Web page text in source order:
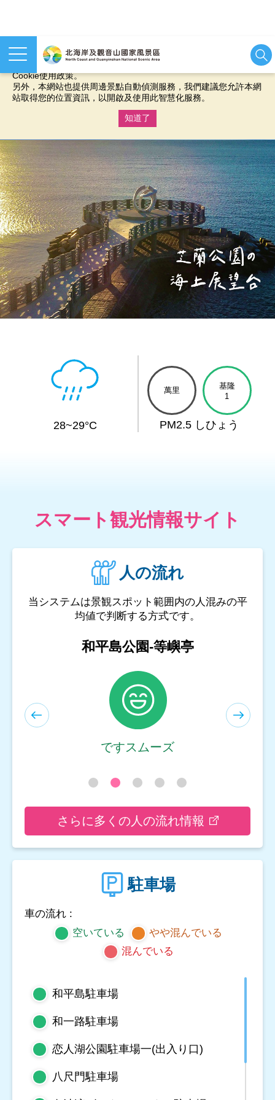
本網站使用cookies等相關技術以持續優化網站服務，並有助於為
您提供更佳的體驗，當您繼續使用本網站即表示您同意我們的
Cookie使用政策。
另外，本網站也提供周邊景點自動偵測服務，我們建議您允許本網
站取得您的位置資訊，以開啟及使用此智慧化服務。
知道了
基隆-和平島公園
28~29°C
萬里
基隆
1
PM2.5 しひょう
スマート観光情報サイト
人の流れ
当システムは景観スポット範囲内の人混みの平
均値で判断する方式です。
和平島公園-遊客服務中心
ですスムーズ
さらに多くの人の流れ情報
駐車場
車の流れ :
空いている
やや混んでいる
混んでいる
和平島駐車場
和一路駐車場
恋人湖公園駐車場一(出入り口)
八尺門駐車場